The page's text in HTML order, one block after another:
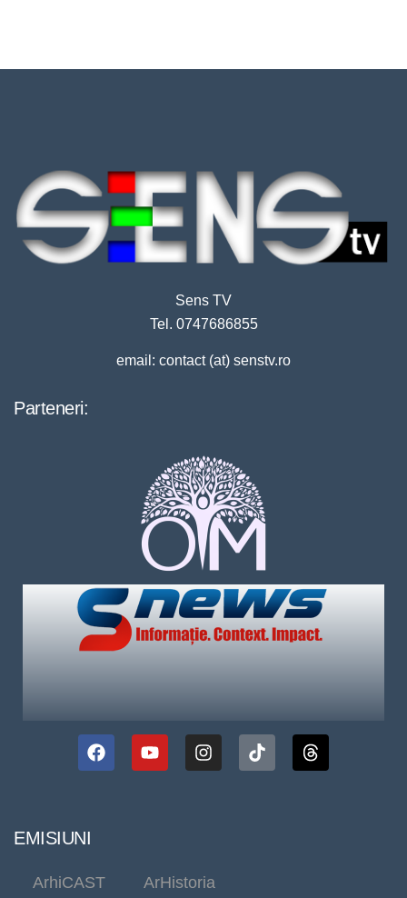
Sens TV
Tel. 0747686855
email: contact (at) senstv.ro
Parteneri:
EMISIUNI
ArhiCAST
ArHistoria